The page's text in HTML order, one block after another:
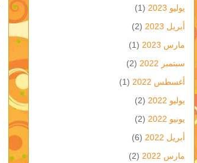
يوليو 2023
(1)
أبريل 2023
(2)
مارس 2023
(1)
سبتمبر 2022
(2)
أغسطس 2022
(1)
يوليو 2022
(2)
يونيو 2022
(2)
أبريل 2022
(6)
مارس 2022
(2)